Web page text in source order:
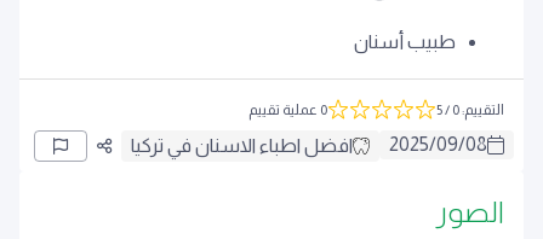
طبيب أسنان
التقييم:
0
/ 5 0 عملية تقييم
2025/09/08 افضل اطباء الاسنان في تركيا
الصور